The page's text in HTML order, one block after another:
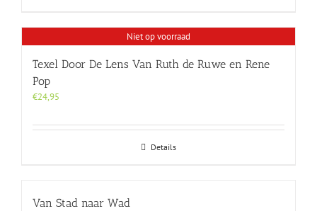
Niet op voorraad
Texel Door De Lens Van Ruth de Ruwe en Rene
Pop
€24,95
Details
Van Stad naar Wad